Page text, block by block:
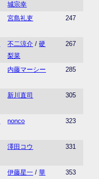
城宗幸
宮島礼吏 247
不二涼介 /硬
梨菜
267
内藤マーシー 285
新川直司 305
nonco 323
澤田コウ 331
伊藤星一 /華 353